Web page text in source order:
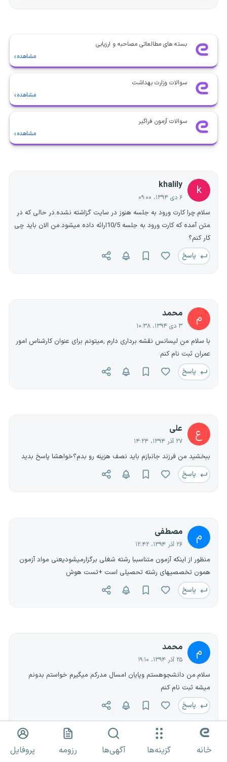
بسته های مطالعاتی مصاحبه و ارزیابی
مشاهده
سوالات وزارت بهداشت
مشاهده
سوالات آزمون فراگیر
مشاهده
k
khalily
۶ دی ۱۳۹۴، ۰۹:۰۰
سلام.چرا کارت ورود به جلسه هنوز در سایت گزاشته نشده.در حالی که در
متن آمده که کارت ورود به جلسه 10/5ارائه داده میشود.من الان باید چی
کار کنم؟
پاسخ
م محمد
۳ دی ۱۳۹۴، ۱۰:۳۸
با سلام من لیسانس نقشه برداری دارم ,میتونم برای عنوان کارشناس امور
عمران ثبت نام کنم
پاسخ
ع علی
۲۷ آذر ۱۳۹۴، ۱۴:۲۴
ببخشید من فرزند جانبازم باید نصف هزینه رو بدم؟خواهشا پاسخ بدید
پاسخ
م مصطفی
۲۶ آذر ۱۳۹۴، ۱۲:۴۲
منظور از اینکه آزمون متناسببا رشته شغلی برگزارمیشودیعنی مواد آزمون
همون تخصصیهای رشته تحصیلی است +تست هوش
پاسخ
م محمد
۲۵ آذر ۱۳۹۴، ۱۹:۱۰
سلام.من دانشجوهستم وپایان امسال مدرکم میگیرم خواستم بدونم
میشه ثبت نام کنم
پاسخ
محتوا گذار شش
۲۵ آذر ۱۳۹۴، ۱۹:۳۱ خانه گزینه‌ها آگهی‌ها رزومه پروفایل